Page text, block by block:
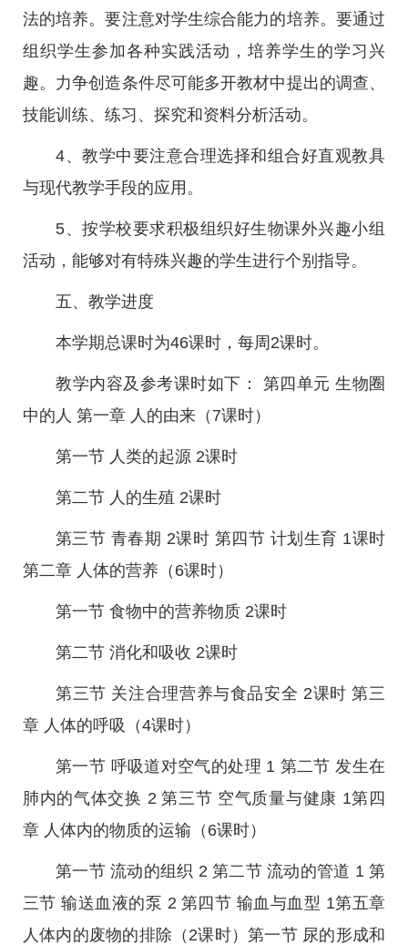
法的培养。要注意对学生综合能力的培养。要通过
组织学生参加各种实践活动，培养学生的学习兴
趣。力争创造条件尽可能多开教材中提出的调查、
技能训练、练习、探究和资料分析活动。
4、教学中要注意合理选择和组合好直观教具
与现代教学手段的应用。
5、按学校要求积极组织好生物课外兴趣小组
活动，能够对有特殊兴趣的学生进行个别指导。
五、教学进度
本学期总课时为46课时，每周2课时。
教学内容及参考课时如下： 第四单元 生物圈
中的人 第一章 人的由来（7课时）
第一节 人类的起源 2课时
第二节 人的生殖 2课时
第三节 青春期 2课时 第四节 计划生育 1课时
第二章 人体的营养（6课时）
第一节 食物中的营养物质 2课时
第二节 消化和吸收 2课时
第三节 关注合理营养与食品安全 2课时 第三
章 人体的呼吸（4课时）
第一节 呼吸道对空气的处理 1 第二节 发生在
肺内的气体交换 2 第三节 空气质量与健康 1第四
章 人体内的物质的运输（6课时）
第一节 流动的组织 2 第二节 流动的管道 1 第
三节 输送血液的泵 2 第四节 输血与血型 1第五章
人体内的废物的排除（2课时）第一节 尿的形成和